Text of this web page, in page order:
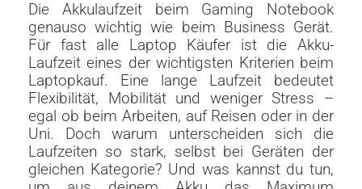
Die Akkulaufzeit beim Gaming Notebook
genauso wichtig wie beim Business Gerät.
Für fast alle Laptop Käufer ist die Akku-
Laufzeit eines der wichtigsten Kriterien beim
Laptopkauf. Eine lange Laufzeit bedeutet
Flexibilität, Mobilität und weniger Stress –
egal ob beim Arbeiten, auf Reisen oder in der
Uni. Doch warum unterscheiden sich die
Laufzeiten so stark, selbst bei Geräten der
gleichen Kategorie? Und was kannst du tun,